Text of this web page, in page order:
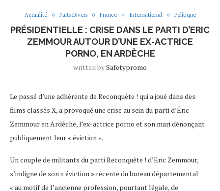
Actualité Faits Divers France International Politique
PRÉSIDENTIELLE : CRISE DANS LE PARTI D’ERIC
ZEMMOUR AUTOUR D’UNE EX-ACTRICE
PORNO, EN ARDÈCHE
written bySafetypromo
Le passé d’une adhérente de Reconquête ! qui a joué dans des
films classés X, a provoqué une crise au sein du parti d’Éric
Zemmour en Ardèche, l’ex-actrice porno et son mari dénonçant
publiquement leur « éviction ».
Un couple de militants du parti Reconquête ! d’Eric Zemmour,
s’indigne de son « éviction » récente du bureau départemental
« au motif de l’ancienne profession, pourtant légale, de